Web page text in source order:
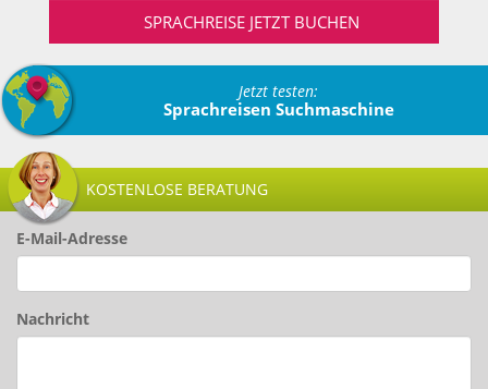
SPRACHREISE JETZT BUCHEN
Jetzt testen:
Sprachreisen Suchmaschine
KOSTENLOSE BERATUNG
E-Mail-Adresse
Nachricht